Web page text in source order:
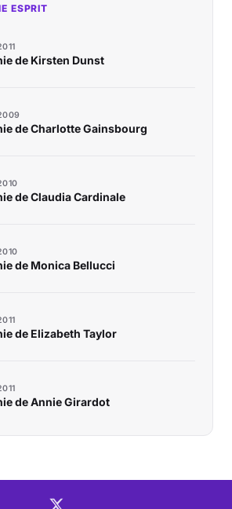
ESPRIT
de Kirsten Dunst
de Charlotte Gainsbourg
de Claudia Cardinale
de Monica Bellucci
de Elizabeth Taylor
de Annie Girardot